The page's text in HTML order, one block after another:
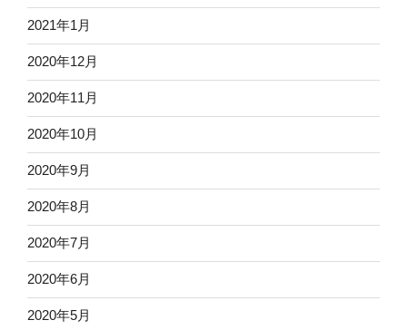
2021年1月
2020年12月
2020年11月
2020年10月
2020年9月
2020年8月
2020年7月
2020年6月
2020年5月